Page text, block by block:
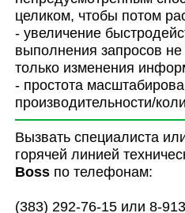
целиком, чтобы потом
- увеличение
выполнения запросов
только изменения
- простота
производительности/
Вызвать специалиста
горячей линией
Boss по телефонам:
(383) 292-76-15 или 8-